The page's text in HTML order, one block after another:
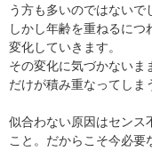
う方も多いのではないで
しかし年齢を重ねるにつ
変化していきます。
その変化に気づかないま
だけが積み重なってしま
似合わない原因はセンス
こと。だからこそ今必要